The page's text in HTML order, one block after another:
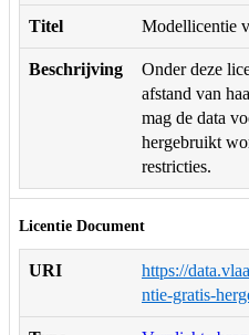
Titel Modellicentie
Beschrijving
Onder deze
afstand van
mag de data
hergebruikt
restricties.
Licentie Document
URI
https://
ntie-gratis-